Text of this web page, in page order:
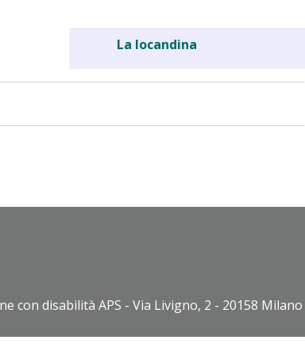
La locandina
con disabilità APS - Via Livigno, 2 - 20158